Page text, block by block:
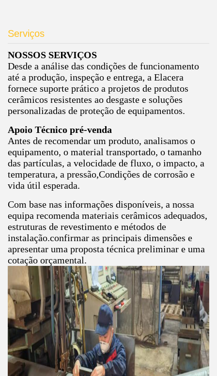
Serviços
NOSSOS SERVIÇOS
Desde a análise das condições de funcionamento
até a produção, inspeção e entrega, a Elacera
fornece suporte prático a projetos de produtos
cerâmicos resistentes ao desgaste e soluções
personalizadas de proteção de equipamentos.
Apoio Técnico pré-venda
Antes de recomendar um produto, analisamos o
equipamento, o material transportado, o tamanho
das partículas, a velocidade de fluxo, o impacto, a
temperatura, a pressão,Condições de corrosão e
vida útil esperada.
Com base nas informações disponíveis, a nossa
equipa recomenda materiais cerâmicos adequados,
estruturas de revestimento e métodos de
instalação.confirmar as principais dimensões e
apresentar uma proposta técnica preliminar e uma
cotação orçamental.